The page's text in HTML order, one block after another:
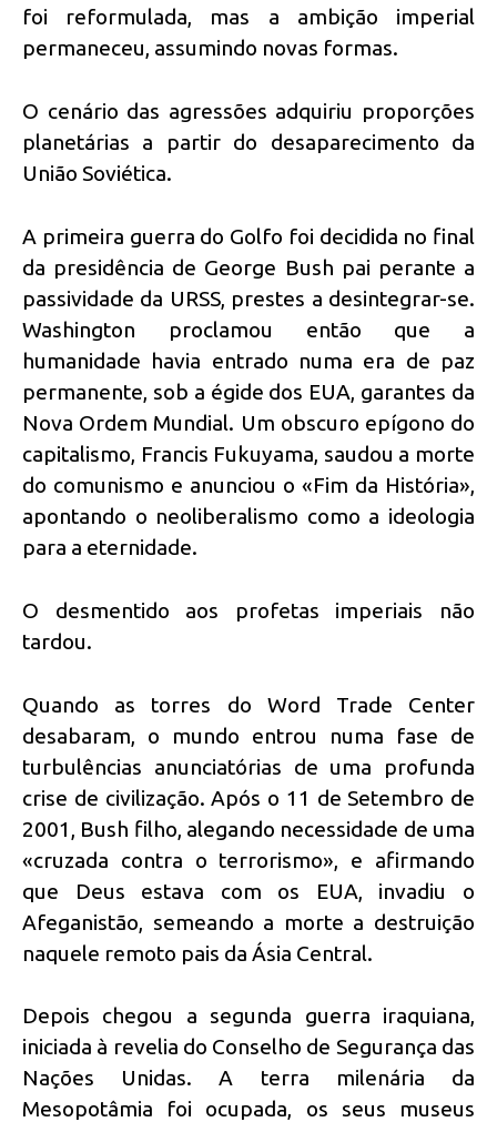
foi reformulada, mas a ambição imperial
permaneceu, assumindo novas formas.
O cenário das agressões adquiriu proporções
planetárias a partir do desaparecimento da
União Soviética.
A primeira guerra do Golfo foi decidida no final
da presidência de George Bush pai perante a
passividade da URSS, prestes a desintegrar-se.
Washington proclamou então que a
humanidade havia entrado numa era de paz
permanente, sob a égide dos EUA, garantes da
Nova Ordem Mundial. Um obscuro epígono do
capitalismo, Francis Fukuyama, saudou a morte
do comunismo e anunciou o «Fim da História»,
apontando o neoliberalismo como a ideologia
para a eternidade.
O desmentido aos profetas imperiais não
tardou.
Quando as torres do Word Trade Center
desabaram, o mundo entrou numa fase de
turbulências anunciatórias de uma profunda
crise de civilização. Após o 11 de Setembro de
2001, Bush filho, alegando necessidade de uma
«cruzada contra o terrorismo», e afirmando
que Deus estava com os EUA, invadiu o
Afeganistão, semeando a morte a destruição
naquele remoto pais da Ásia Central.
Depois chegou a segunda guerra iraquiana,
iniciada à revelia do Conselho de Segurança das
Nações Unidas. A terra milenária da
Mesopotâmia foi ocupada, os seus museus